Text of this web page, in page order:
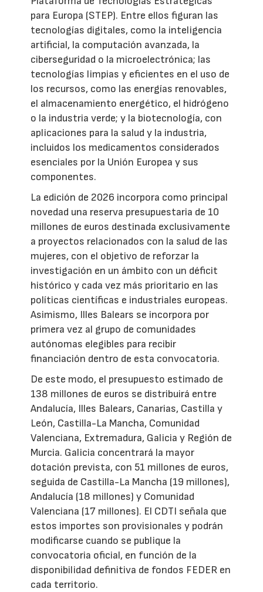
para Europa (STEP). Entre ellos figuran las
tecnologías digitales, como la inteligencia
artificial, la computación avanzada, la
ciberseguridad o la microelectrónica; las
tecnologías limpias y eficientes en el uso de
los recursos, como las energías renovables,
el almacenamiento energético, el hidrógeno
o la industria verde; y la biotecnología, con
aplicaciones para la salud y la industria,
incluidos los medicamentos considerados
esenciales por la Unión Europea y sus
componentes.
La edición de 2026 incorpora como principal
novedad una reserva presupuestaria de 10
millones de euros destinada exclusivamente
a proyectos relacionados con la salud de las
mujeres, con el objetivo de reforzar la
investigación en un ámbito con un déficit
histórico y cada vez más prioritario en las
políticas científicas e industriales europeas.
Asimismo, Illes Balears se incorpora por
primera vez al grupo de comunidades
autónomas elegibles para recibir
financiación dentro de esta convocatoria.
De este modo, el presupuesto estimado de
138 millones de euros se distribuirá entre
Andalucía, Illes Balears, Canarias, Castilla y
León, Castilla-La Mancha, Comunidad
Valenciana, Extremadura, Galicia y Región de
Murcia. Galicia concentrará la mayor
dotación prevista, con 51 millones de euros,
seguida de Castilla-La Mancha (19 millones),
Andalucía (18 millones) y Comunidad
Valenciana (17 millones). El CDTI señala que
estos importes son provisionales y podrán
modificarse cuando se publique la
convocatoria oficial, en función de la
disponibilidad definitiva de fondos FEDER en
cada territorio.